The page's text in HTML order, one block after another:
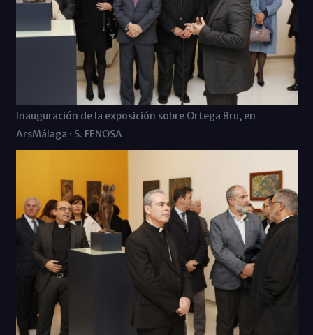
Inauguración de la exposición sobre Ortega Bru, en
ArsMálaga · S. FENOSA